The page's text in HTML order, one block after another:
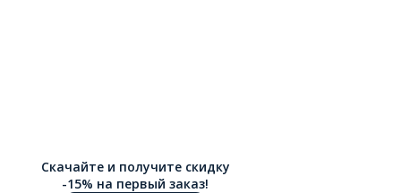
Скачайте и получите скидку
-15% на первый заказ!